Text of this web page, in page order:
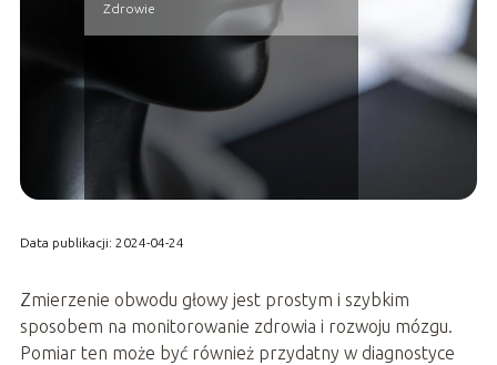
Zdrowie
Data publikacji: 2024-04-24
Zmierzenie obwodu głowy jest prostym i szybkim
sposobem na monitorowanie zdrowia i rozwoju mózgu.
Pomiar ten może być również przydatny w diagnostyce